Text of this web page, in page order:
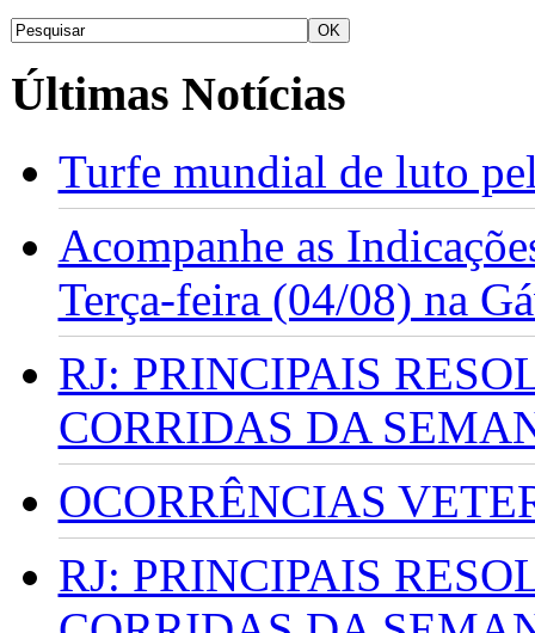
Últimas Notícias
Turfe mundial de luto
Acompanhe as
Terça-feira (04/08) na
RJ: PRINCIPAIS
CORRIDAS DA
OCORRÊNCIAS
RJ: PRINCIPAIS